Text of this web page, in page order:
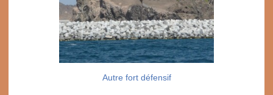
Autre fort défensif